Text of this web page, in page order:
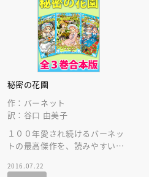
秘密の花園
作：バーネット
訳：谷口 由美子
１００年愛され続けるバーネッ
トの最高傑作を、読みやすい新
庫版全３巻の合本版です。
2016.07.22